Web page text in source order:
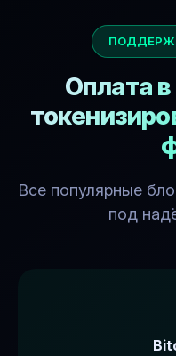
Оплата в
Все популярные
под